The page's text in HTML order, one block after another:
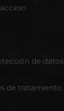
de datos
de tratamiento